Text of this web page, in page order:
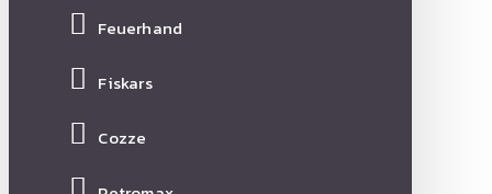
Feuerhand
Fiskars
Cozze